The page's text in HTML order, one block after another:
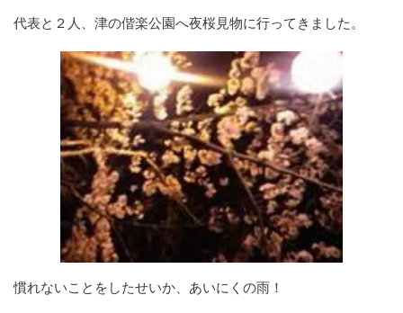
代表と２人、津の偕楽公園へ夜桜見物に行ってきました。
慣れないことをしたせいか、あいにくの雨！